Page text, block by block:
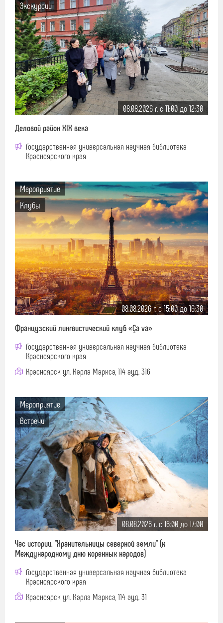
Экскурсии
08.08.2026 г. c 11:00 до 12:30
Деловой район XIX века
Государственная универсальная научная библиотека
Красноярского края
Мероприятие
Клубы
08.08.2026 г. c 15:00 до 16:30
Французский лингвистический клуб «Ça va»
Государственная универсальная научная библиотека
Красноярского края
Красноярск ул. Карла Маркса, 114 ауд. 316
Мероприятие
Встречи
08.08.2026 г. c 16:00 до 17:00
Час истории. "Хранительницы северной земли" (к
Международному дню коренных народов)
Государственная универсальная научная библиотека
Красноярского края
Красноярск ул. Карла Маркса, 114 ауд. 31